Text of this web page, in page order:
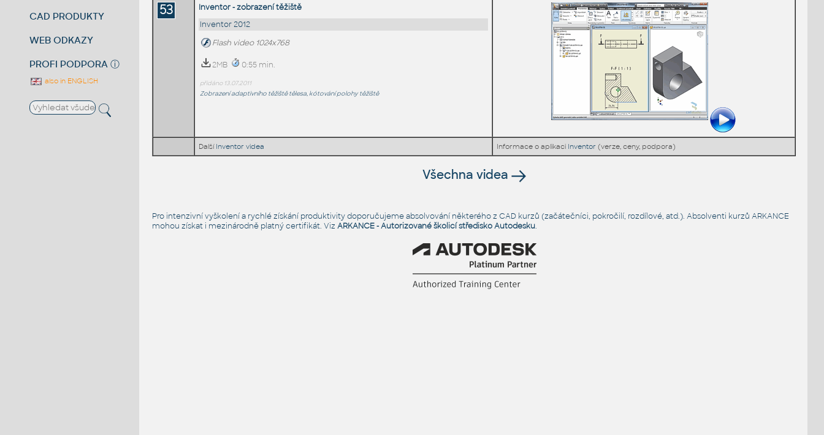
CAD PRODUKTY
WEB ODKAZY
PROFI PODPORA ⓘ
also in ENGLISH
53
Inventor - zobrazení těžiště
Inventor 2012
Flash video 1024x768
2MB 0:55 min.
přidáno 13.07.2011
Zobrazení adaptivního těžiště tělesa, kótování polohy těžiště
Další Inventor videa Informace o aplikaci Inventor (verze, ceny, podpora)
Všechna videa
Pro intenzivní vyškolení a rychlé získání produktivity doporučujeme absolvování některého z CAD kurzů (začátečníci, pokročilí, rozdílové, atd.). Absolventi kurzů ARKANCE
mohou získat i mezinárodně platný certifikát. Viz ARKANCE - Autorizované školicí středisko Autodesku.